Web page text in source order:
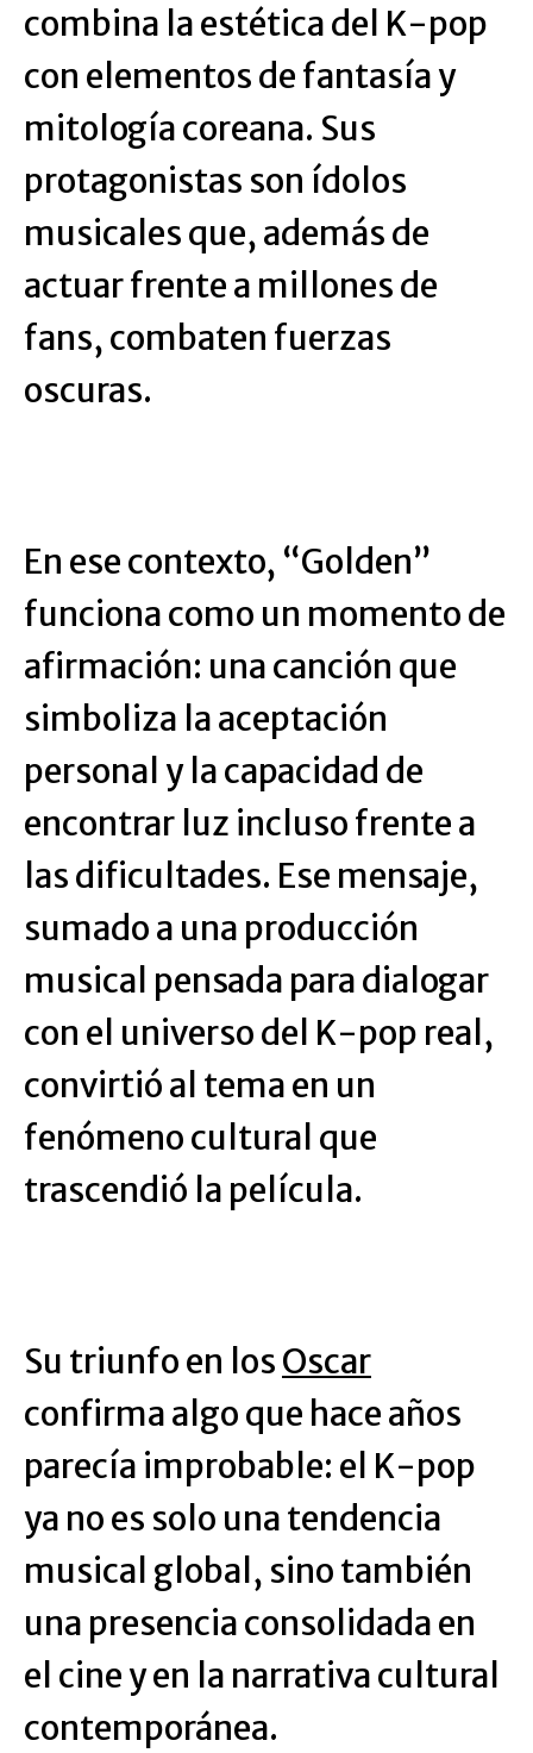
combina la estética del K-pop
con elementos de fantasía y
mitología coreana. Sus
protagonistas son ídolos
musicales que, además de
actuar frente a millones de
fans, combaten fuerzas
oscuras.
En ese contexto, “Golden”
funciona como un momento de
afirmación: una canción que
simboliza la aceptación
personal y la capacidad de
encontrar luz incluso frente a
las dificultades. Ese mensaje,
sumado a una producción
musical pensada para dialogar
con el universo del K-pop real,
convirtió al tema en un
fenómeno cultural que
trascendió la película.
Su triunfo en losOscar
confirma algo que hace años
parecía improbable: el K-pop
ya no es solo una tendencia
musical global, sino también
una presencia consolidada en
el cine y en la narrativa cultural
contemporánea.